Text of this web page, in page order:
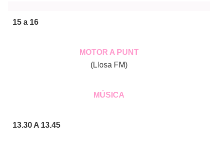
15 a 16
MOTOR A PUNT
(Llosa FM)
MÚSICA
13.30 A 13.45